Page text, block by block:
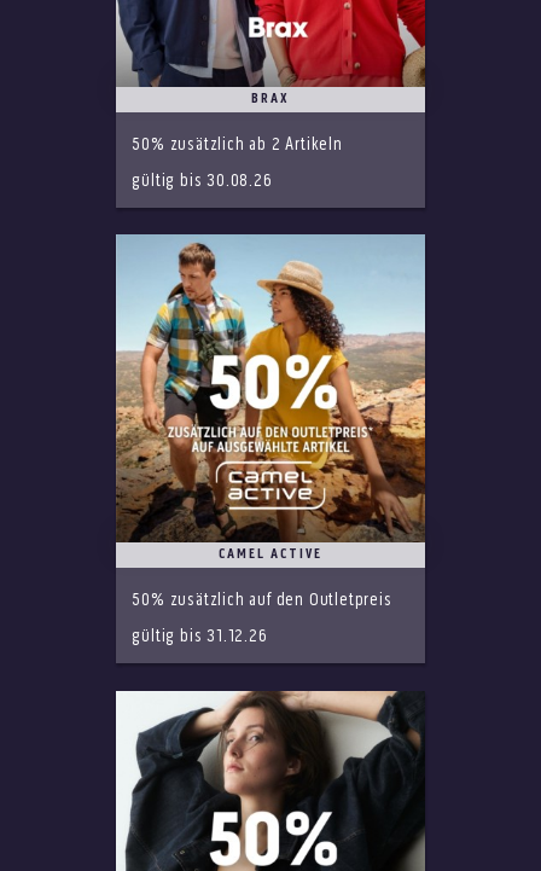
BRAX
50% zusätzlich ab 2 Artikeln
gültig bis 30.08.26
CAMEL ACTIVE
50% zusätzlich auf den Outletpreis
gültig bis 31.12.26